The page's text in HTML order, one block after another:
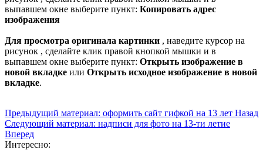
выпавшем окне выберите пункт: Копировать адрес
изображения
Для просмотра оригинала картинки , наведите курсор на
рисунок , сделайте клик правой кнопкой мышки и в
выпавшем окне выберите пункт: Открыть изображение в
новой вкладке или Открыть исходное изображение в новой
вкладке.
Предыдущий материал: оформить сайт гифкой на 13 лет Назад
Следующий материал: надписи для фото на 13-ти летие
Вперед
Интересно: